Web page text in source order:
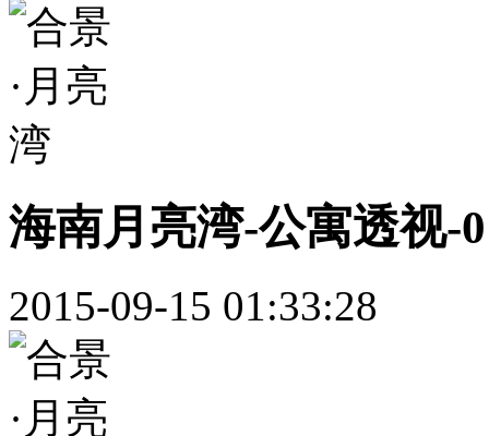
海南月亮湾-公寓透视-
2015-09-15 01:33:28